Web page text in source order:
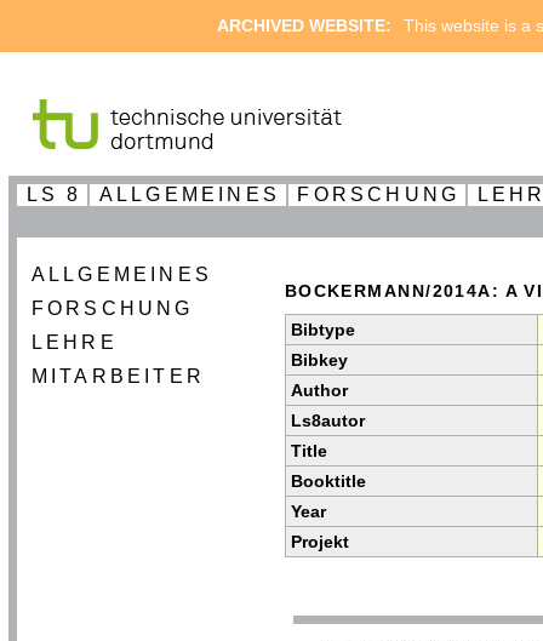
ARCHIVED WEBSITE: This website is a
LS 8 ALLGEMEINES FORSCHUNG
ALLGEMEINES
FORSCHUNG
LEHRE
MITARBEITER
BOCKERMANN/2014A: A
Bibtype
Bibkey
Author
Ls8autor
Title
Booktitle
Year
Projekt